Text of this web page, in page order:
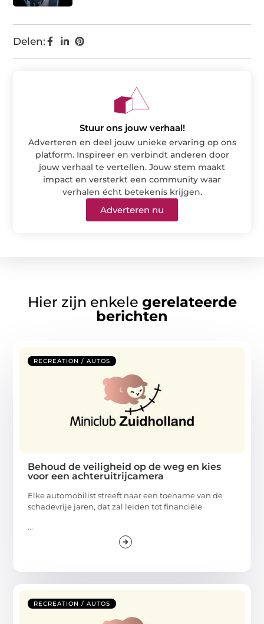
Delen:
Stuur ons jouw verhaal!
Adverteren en deel jouw unieke ervaring op ons
platform. Inspireer en verbindt anderen door
jouw verhaal te vertellen. Jouw stem maakt
impact en versterkt een community waar
verhalen écht betekenis krijgen.
Adverteren nu
Hier zijn enkele gerelateerde
berichten
RECREATION / AUTOS
Behoud de veiligheid op de weg en kies
voor een achteruitrijcamera
Elke automobilist streeft naar een toename van de
schadevrije jaren, dat zal leiden tot financiële
...
RECREATION / AUTOS